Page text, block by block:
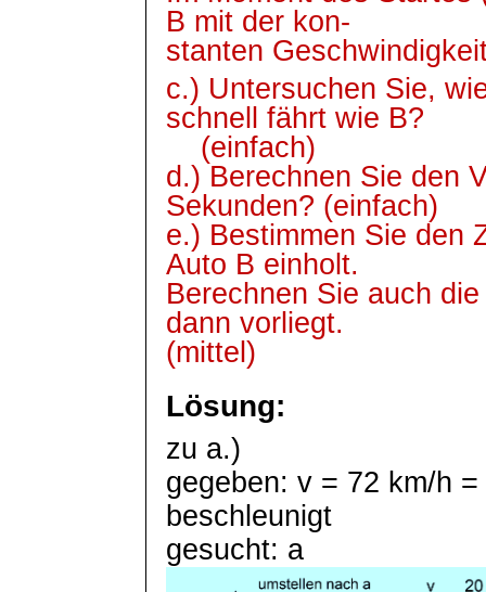
B mit der kon-
stanten
c.) Untersuchen Sie,
schnell fährt wie B?
(einfach)
d.) Berechnen Sie den
Sekunden? (einfach)
e.) Bestimmen Sie den
Auto B einholt.
Berechnen Sie auch
dann vorliegt.
(mittel)
Lösung:
zu a.)
gegeben: v = 72 km/h
beschleunigt
gesucht: a